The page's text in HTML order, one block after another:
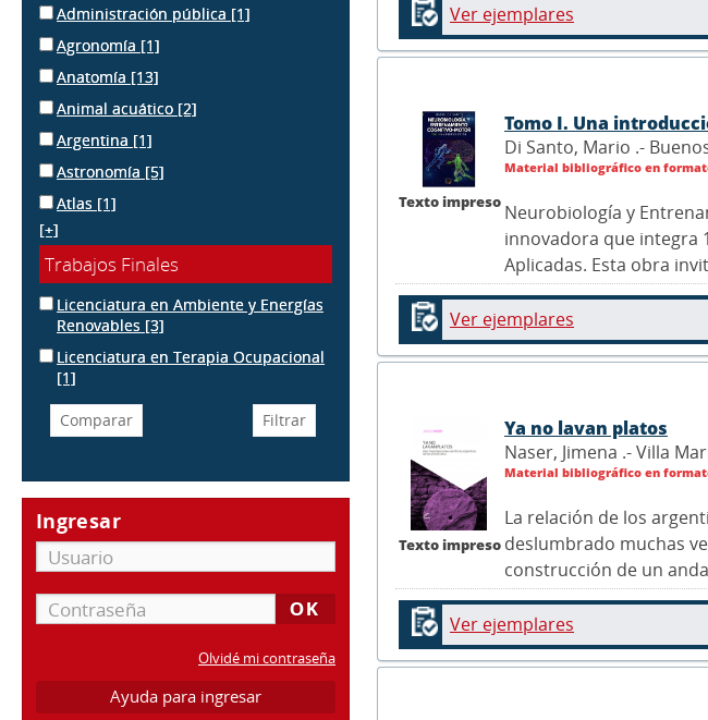
Administración pública [1]
Agronomía [1]
Anatomía [13]
Animal acuático [2]
Argentina [1]
Astronomía [5]
Atlas [1]
[+]
Trabajos Finales
Licenciatura en Ambiente y Energías
Renovables [3]
Licenciatura en Terapia Ocupacional
[1]
Ingresar
Olvidé mi contraseña
Ayuda para ingresar
Ver ejemplares
Texto impreso
Tomo I. Una
Di Santo, Mario .-
Material bibliográfico en
Neurobiología y
innovadora que integra
Aplicadas. Esta obra
Ver ejemplares
Texto impreso
Ya no lavan platos
Naser, Jimena .- Villa
Material bibliográfico en
La relación de los
deslumbrado muchas
construcción de un
Ver ejemplares